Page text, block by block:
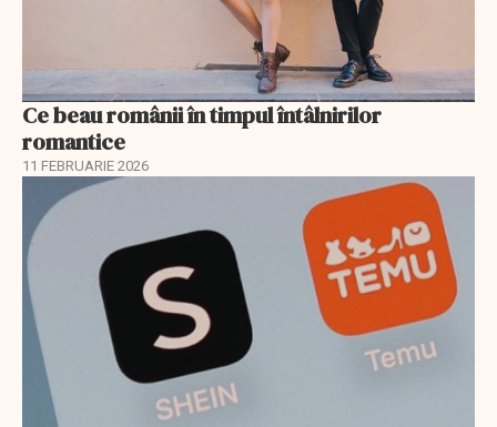
Ce beau românii în timpul întâlnirilor
romantice
11 FEBRUARIE 2026